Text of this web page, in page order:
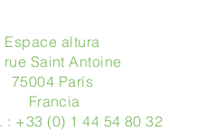
Espace altura
rue Saint Antoine
75004 París
​ Francia
: +33 (0) 1 44 54 80 32